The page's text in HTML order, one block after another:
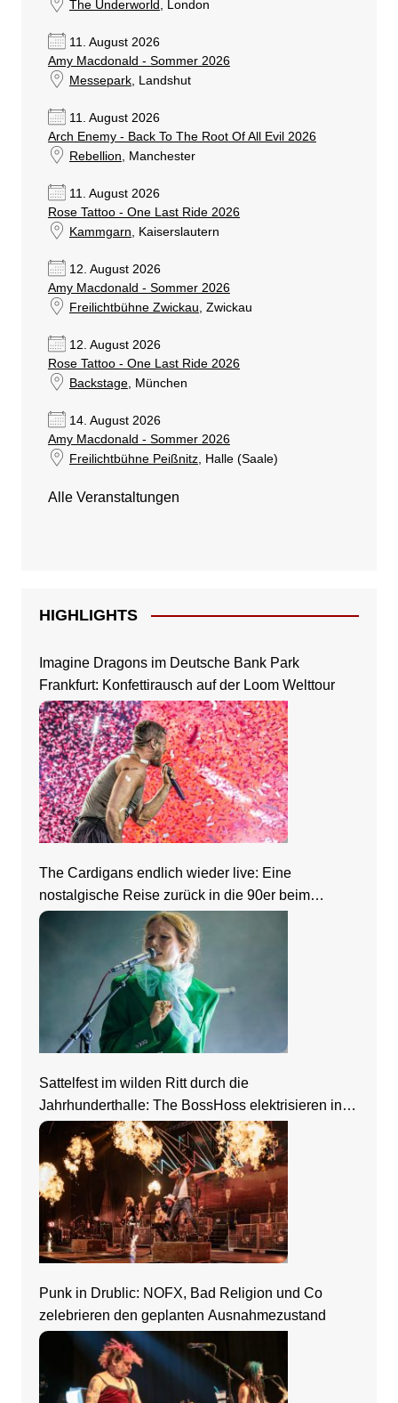
The Underworld , London
11. August 2026
Amy Macdonald - Sommer 2026
Messepark, Landshut
11. August 2026
Arch Enemy - Back To The Root Of All Evil 2026
Rebellion , Manchester
11. August 2026
Rose Tattoo - One Last Ride 2026
Kammgarn , Kaiserslautern
12. August 2026
Amy Macdonald - Sommer 2026
Freilichtbühne Zwickau , Zwickau
12. August 2026
Rose Tattoo - One Last Ride 2026
Backstage, München
14. August 2026
Amy Macdonald - Sommer 2026
Freilichtbühne Peißnitz, Halle (Saale)
Alle Veranstaltungen
HIGHLIGHTS
Imagine Dragons im Deutsche Bank Park
Frankfurt: Konfettirausch auf der Loom Welttour
The Cardigans endlich wieder live: Eine
nostalgische Reise zurück in die 90er beim
Zeltfestival Rhein-Neckar
Sattelfest im wilden Ritt durch die
Jahrhunderthalle: The BossHoss elektrisieren in
Frankfurt
Punk in Drublic: NOFX, Bad Religion und Co
zelebrieren den geplanten Ausnahmezustand